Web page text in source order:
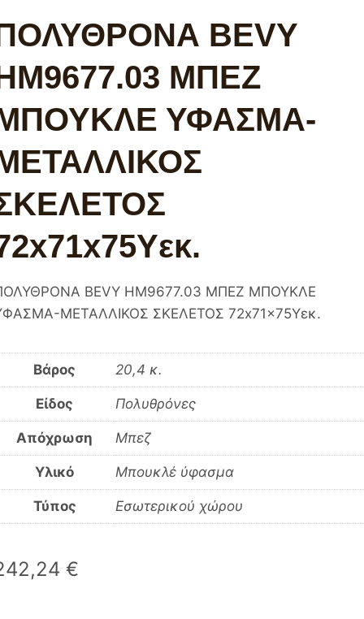
BEVY
ΜΠΕΖ
ΥΦΑΣΜΑ-
BEVY HM9677.03 ΜΠΕΖ ΜΠΟΥΚΛΕ
ΜΕΤΑΛΛΙΚΟΣ ΣΚΕΛΕΤΟΣ 72x71x75Υεκ.
Βάρος 20,4 κ.
Είδος Πολυθρόνες
Απόχρωση Μπεζ
Υλικό Μπουκλέ ύφασμα
Τύπος Εσωτερικού χώρου
€